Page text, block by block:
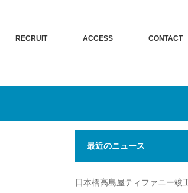
RECRUIT ACCESS CONTACT
最近のニュース
日本橋高島屋ティファニー竣